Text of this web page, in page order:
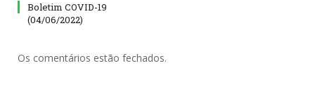
Boletim COVID-19
(04/06/2022)
Os comentários estão fechados.